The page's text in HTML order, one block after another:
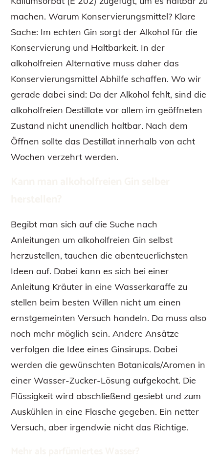
machen. Warum Konservierungsmittel? Klare
Sache: Im echten Gin sorgt der Alkohol für die
Konservierung und Haltbarkeit. In der
alkoholfreien Alternative muss daher das
Konservierungsmittel Abhilfe schaffen. Wo wir
gerade dabei sind: Da der Alkohol fehlt, sind die
alkoholfreien Destillate vor allem im geöffneten
Zustand nicht unendlich haltbar. Nach dem
Öffnen sollte das Destillat innerhalb von acht
Wochen verzehrt werden.
Begibt man sich auf die Suche nach
Anleitungen um alkoholfreien Gin selbst
herzustellen, tauchen die abenteuerlichsten
Ideen auf. Dabei kann es sich bei einer
Anleitung Kräuter in eine Wasserkaraffe zu
stellen beim besten Willen nicht um einen
ernstgemeinten Versuch handeln. Da muss also
noch mehr möglich sein. Andere Ansätze
verfolgen die Idee eines Ginsirups. Dabei
werden die gewünschten Botanicals/Aromen in
einer Wasser-Zucker-Lösung aufgekocht. Die
Flüssigkeit wird abschließend gesiebt und zum
Auskühlen in eine Flasche gegeben. Ein netter
Versuch, aber irgendwie nicht das Richtige.